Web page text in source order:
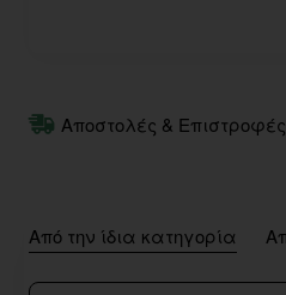
Αποστολές & Επιστροφές
Από την ίδια κατηγορία